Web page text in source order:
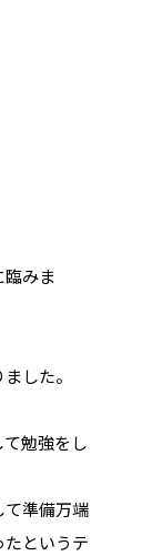
みま
した。
勉強をし
て準備万端
というテ